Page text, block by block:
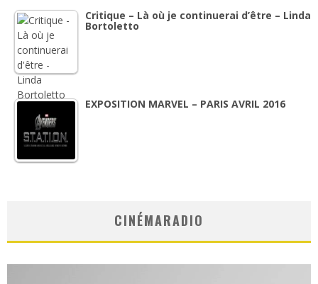
Critique – Là où je continuerai d’être – Linda
Bortoletto
EXPOSITION MARVEL – PARIS AVRIL 2016
CINÉMARADIO